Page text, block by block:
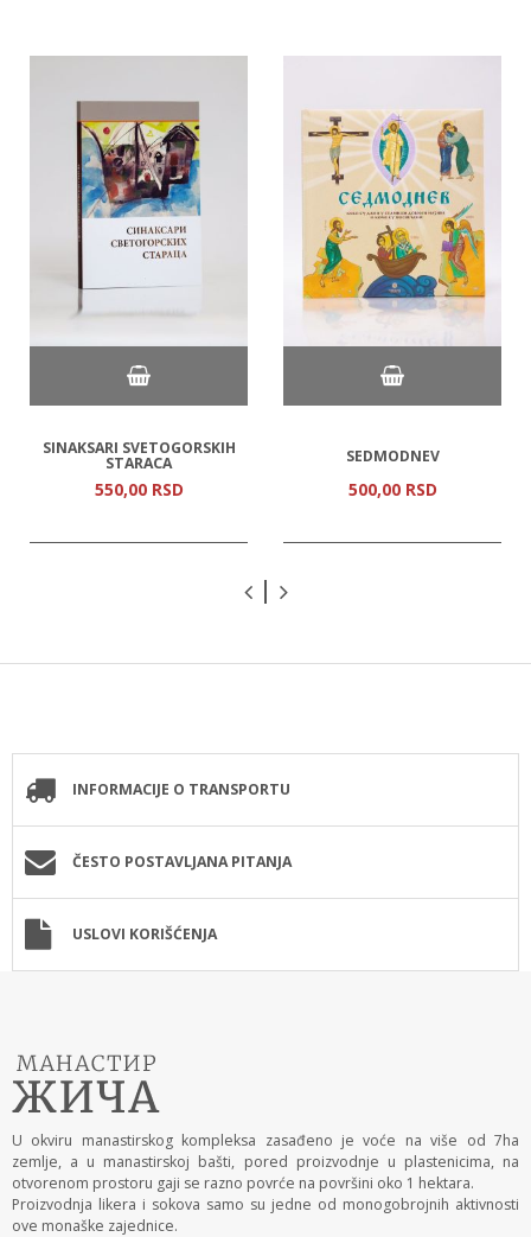
SINAKSARI SVETOGORSKIH
STARACA
550,00 RSD
SEDMODNEV
500,00 RSD
INFORMACIJE O TRANSPORTU
ČESTO POSTAVLJANA PITANJA
USLOVI KORIŠĆENJA
U okviru manastirskog kompleksa zasađeno je voće na više od 7ha
zemlje, a u manastirskoj bašti, pored proizvodnje u plastenicima, na
otvorenom prostoru gaji se razno povrće na površini oko 1 hektara.
Proizvodnja likera i sokova samo su jedne od monogobrojnih aktivnosti
ove monaške zajednice.